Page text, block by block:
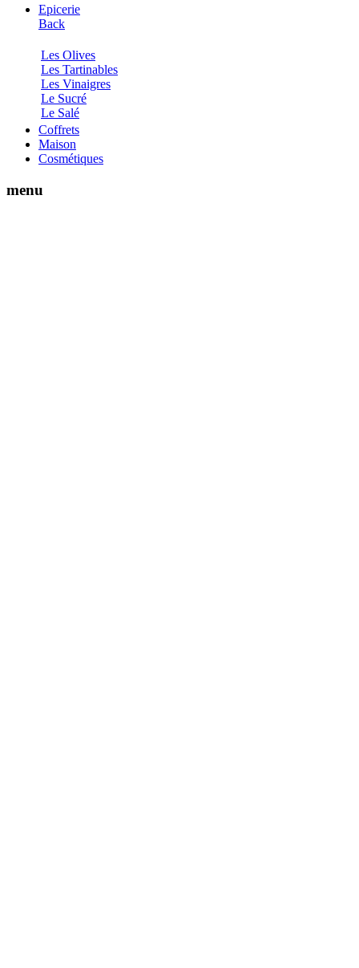
Epicerie
Back
Les Olives
Les Tartinables
Les Vinaigres
Le Sucré
Le Salé
Coffrets
Maison
Cosmétiques
menu